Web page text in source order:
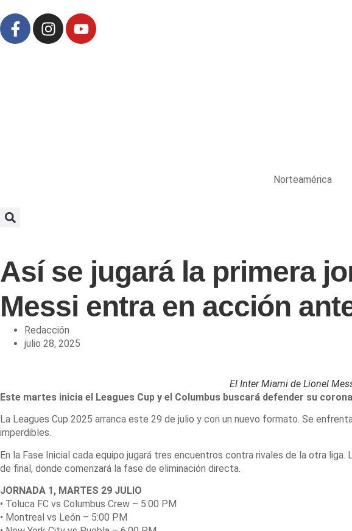
Norteamérica
Así se jugará la primera
Messi entra en acción
Redacción
julio 28, 2025
El Inter Miami de Lionel
Este martes inicia el Leagues Cup y el Columbus buscará defender su
La Leagues Cup 2025 arranca este 29 de julio y con un nuevo formato. Se
imperdibles.
En la Fase Inicial cada equipo jugará tres encuentros contra rivales de la otra
de final, donde comenzará la fase de eliminación directa.
JORNADA 1, MARTES 29 JULIO
• Toluca FC vs Columbus Crew – 5:00 PM
• Montreal vs León – 5:00 PM